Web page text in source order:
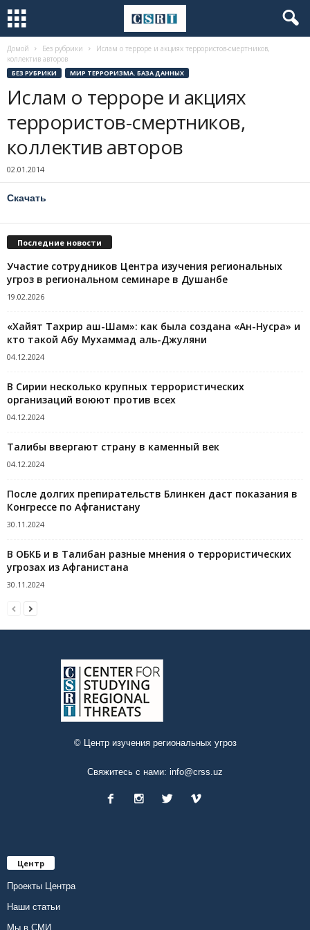
Домой Без рубрики
Ислам о терроре и акциях террористов-смертников,
коллектив авторов
БЕЗ РУБРИКИ МИР ТЕРРОРИЗМА. БАЗА ДАННЫХ
Ислам о терроре и акциях
террористов-смертников,
коллектив авторов
02.01.2014
Скачать
Последние новости
Участие сотрудников Центра изучения региональных
угроз в региональном семинаре в Душанбе
19.02.2026
«Хайят Тахрир аш-Шам»: как была создана «Ан-Нусра» и
кто такой Абу Мухаммад аль-Джуляни
04.12.2024
В Сирии несколько крупных террористических
организаций воюют против всех
04.12.2024
Талибы ввергают страну в каменный век
04.12.2024
После долгих препирательств Блинкен даст показания в
Конгрессе по Афганистану
30.11.2024
В ОБКБ и в Талибан разные мнения о террористических
угрозах из Афганистана
30.11.2024
© Центр изучения региональных угроз
Свяжитесь с нами: info@crss.uz
Центр
Проекты Центра
Наши статьи
Мы в СМИ